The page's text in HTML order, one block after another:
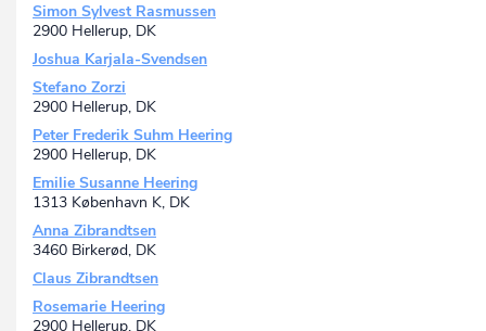
Simon Sylvest Rasmussen
2900 Hellerup, DK
Joshua Karjala-Svendsen
Stefano Zorzi
2900 Hellerup, DK
Peter Frederik Suhm Heering
2900 Hellerup, DK
Emilie Susanne Heering
1313 København K, DK
Anna Zibrandtsen
3460 Birkerød, DK
Claus Zibrandtsen
Rosemarie Heering
2900 Hellerup, DK